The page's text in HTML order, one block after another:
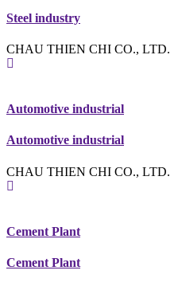
Steel industry
CHAU THIEN CHI CO., LTD.
Automotive industrial
Automotive industrial
CHAU THIEN CHI CO., LTD.
Cement Plant
Cement Plant